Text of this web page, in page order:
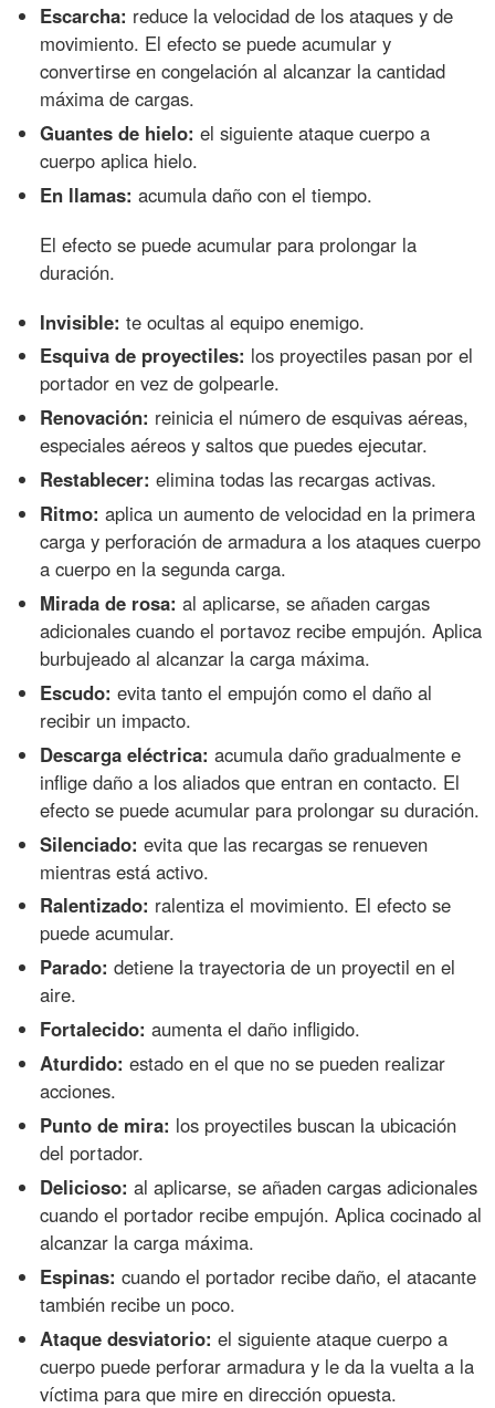
Escarcha: reduce la velocidad de los ataques y de
movimiento. El efecto se puede acumular y
convertirse en congelación al alcanzar la cantidad
máxima de cargas.
Guantes de hielo: el siguiente ataque cuerpo a
cuerpo aplica hielo.
En llamas: acumula daño con el tiempo.
El efecto se puede acumular para prolongar la
duración.
Invisible: te ocultas al equipo enemigo.
Esquiva de proyectiles: los proyectiles pasan por el
portador en vez de golpearle.
Renovación: reinicia el número de esquivas aéreas,
especiales aéreos y saltos que puedes ejecutar.
Restablecer: elimina todas las recargas activas.
Ritmo: aplica un aumento de velocidad en la primera
carga y perforación de armadura a los ataques cuerpo
a cuerpo en la segunda carga.
Mirada de rosa: al aplicarse, se añaden cargas
adicionales cuando el portavoz recibe empujón. Aplica
burbujeado al alcanzar la carga máxima.
Escudo: evita tanto el empujón como el daño al
recibir un impacto.
Descarga eléctrica: acumula daño gradualmente e
inflige daño a los aliados que entran en contacto. El
efecto se puede acumular para prolongar su duración.
Silenciado: evita que las recargas se renueven
mientras está activo.
Ralentizado: ralentiza el movimiento. El efecto se
puede acumular.
Parado: detiene la trayectoria de un proyectil en el
aire.
Fortalecido: aumenta el daño infligido.
Aturdido: estado en el que no se pueden realizar
acciones.
Punto de mira: los proyectiles buscan la ubicación
del portador.
Delicioso: al aplicarse, se añaden cargas adicionales
cuando el portador recibe empujón. Aplica cocinado al
alcanzar la carga máxima.
Espinas: cuando el portador recibe daño, el atacante
también recibe un poco.
Ataque desviatorio: el siguiente ataque cuerpo a
cuerpo puede perforar armadura y le da la vuelta a la
víctima para que mire en dirección opuesta.